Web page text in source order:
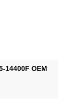
14400F OEM